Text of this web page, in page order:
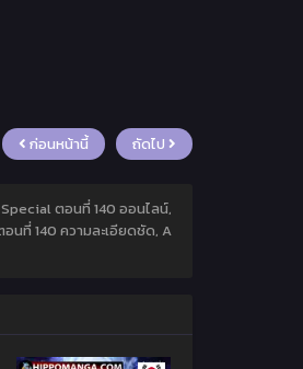
ก่อนหน้านี้ ถัดไป
ตอนที่ 140 ออนไลน์,
นที่ 140 ความละเอียดชัด, A